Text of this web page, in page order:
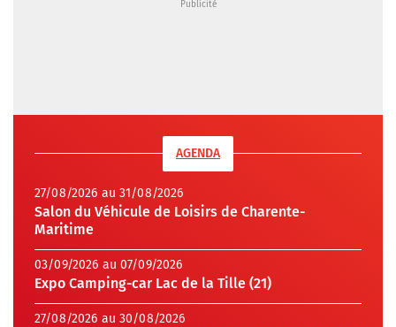
AGENDA
27/08/2026 au 31/08/2026
Salon du Véhicule de Loisirs de Charente-
Maritime
03/09/2026 au 07/09/2026
Expo Camping-car Lac de la Tille (21)
27/08/2026 au 30/08/2026